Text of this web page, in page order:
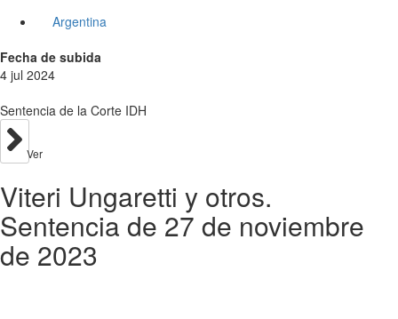
Argentina
Fecha de subida
4 jul 2024
Sentencia de la Corte IDH
Ver
Viteri Ungaretti y otros.
Sentencia de 27 de noviembre
de 2023